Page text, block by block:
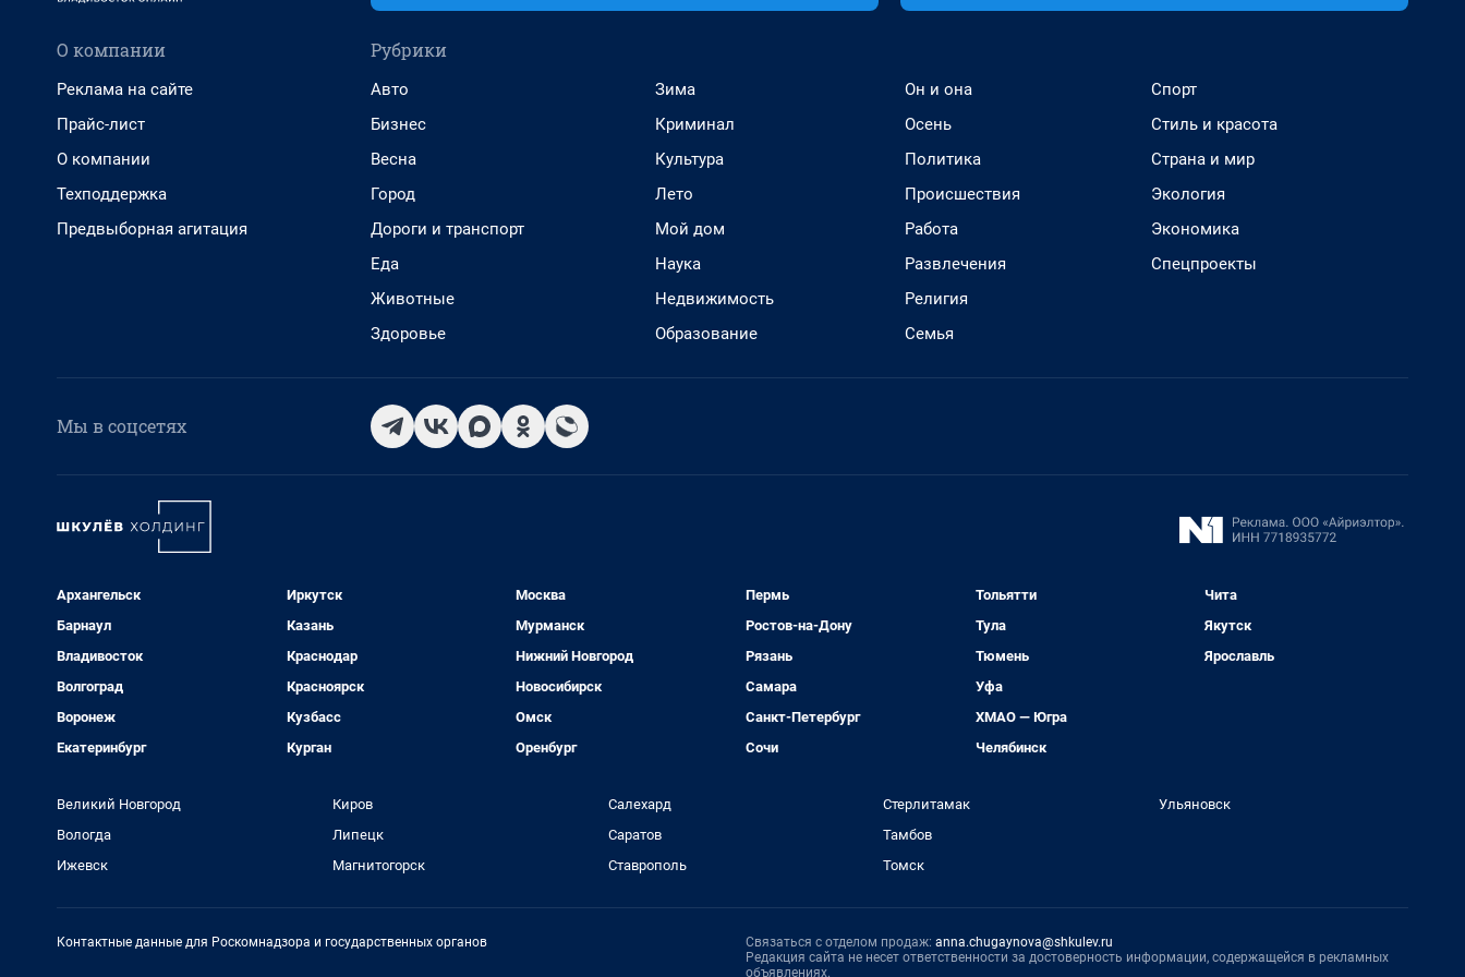
О компании
Реклама на сайте
Прайс-лист
О компании
Техподдержка
Предвыборная агитация
Рубрики
Авто
Бизнес
Весна
Город
Дороги и транспорт
Еда
Животные
Здоровье
Зима
Криминал
Культура
Лето
Мой дом
Наука
Недвижимость
Образование
Он и она
Осень
Политика
Происшествия
Работа
Развлечения
Религия
Семья
Спорт
Стиль и красота
Страна и мир
Экология
Экономика
Спецпроекты
Мы в соцсетях
Архангельск
Барнаул
Владивосток
Волгоград
Воронеж
Екатеринбург
Иркутск
Казань
Краснодар
Красноярск
Кузбасс
Курган
Москва
Мурманск
Нижний Новгород
Новосибирск
Омск
Оренбург
Пермь
Ростов-на-Дону
Рязань
Самара
Санкт-Петербург
Сочи
Тольятти
Тула
Тюмень
Уфа
ХМАО — Югра
Челябинск
Чита
Якутск
Ярославль
Великий Новгород
Вологда
Ижевск
Киров
Липецк
Магнитогорск
Салехард
Саратов
Ставрополь
Стерлитамак
Тамбов
Томск
Ульяновск
Контактные данные для Роскомнадзора и государственных органов Связаться с отделом продаж: anna.chugaynova@shkulev.ru
Редакция сайта не несет ответственности за достоверность информации, содержащейся в рекламных
объявлениях.